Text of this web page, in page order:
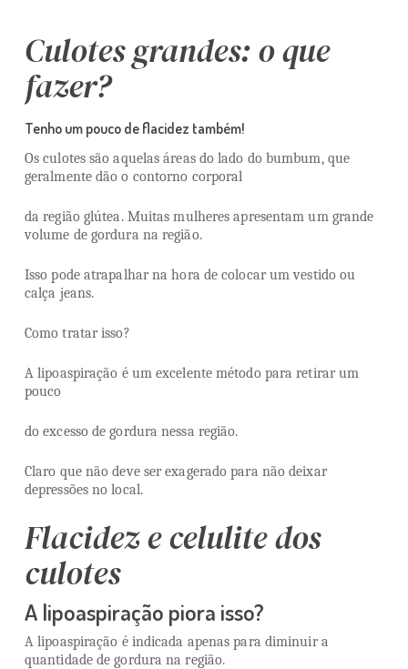
Culotes grandes: o que
fazer?
Tenho um pouco de flacidez também!
Os culotes são aquelas áreas do lado do bumbum, que
geralmente dão o contorno corporal
da região glútea. Muitas mulheres apresentam um grande
volume de gordura na região.
Isso pode atrapalhar na hora de colocar um vestido ou
calça jeans.
Como tratar isso?
A lipoaspiração é um excelente método para retirar um
pouco
do excesso de gordura nessa região.
Claro que não deve ser exagerado para não deixar
depressões no local.
Flacidez e celulite dos
culotes
A lipoaspiração piora isso?
A lipoaspiração é indicada apenas para diminuir a
quantidade de gordura na região.